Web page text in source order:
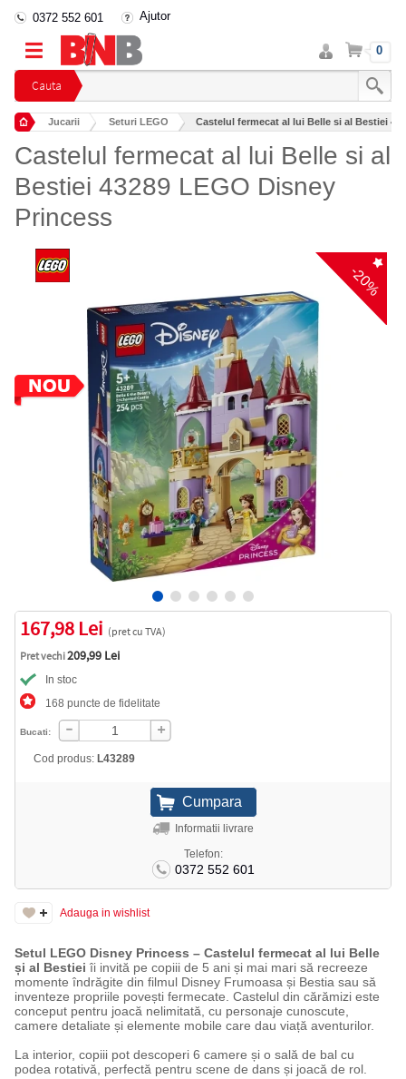
Cauta
0372 552 601 Ajutor
Intra
in
cont
Cos 0
Jucarii Seturi LEGO Castelul fermecat al lui Belle si al Bestiei
Castelul fermecat al lui Belle si al
Bestiei 43289 LEGO Disney
Princess
-20%
167,98 Lei (pret cu TVA)
Pret vechi209,99 Lei
In stoc
168 puncte de fidelitate
Bucati:
Cod produs: L43289
Informatii livrare
Telefon:
0372 552 601
Adauga in wishlist
Setul LEGO Disney Princess – Castelul fermecat al lui Belle
și al Bestiei îi invită pe copiii de 5 ani și mai mari să recreeze
momente îndrăgite din filmul Disney Frumoasa și Bestia sau să
inventeze propriile povești fermecate. Castelul din cărămizi este
conceput pentru joacă nelimitată, cu personaje cunoscute,
camere detaliate și elemente mobile care dau viață aventurilor.
La interior, copiii pot descoperi 6 camere și o sală de bal cu
podea rotativă, perfectă pentru scene de dans și joacă de rol.